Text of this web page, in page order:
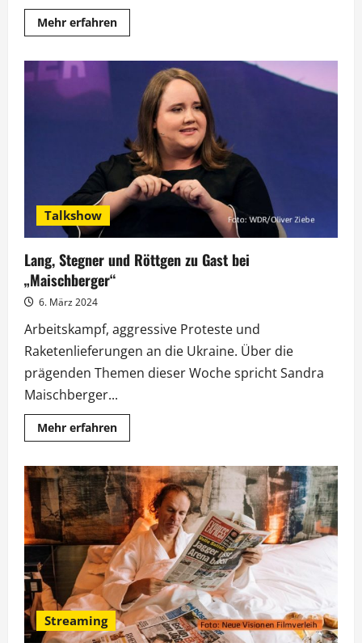
Mehr erfahrenMehr
Informationen
verabschiedet
XXL-
Ausgabe
„Wer
weiß
denn
sowas?“
Talkshow
Lang, Stegner und Röttgen zu Gast bei
„Maischberger“
6. März 2024
Arbeitskampf, aggressive Proteste und
Raketenlieferungen an die Ukraine. Über die
prägenden Themen dieser Woche spricht Sandra
Maischberger...
Mehr erfahrenMehr
Informationen
Stegner
und
Röttgen
zu
Gast
bei
„Maischberger“
Streaming